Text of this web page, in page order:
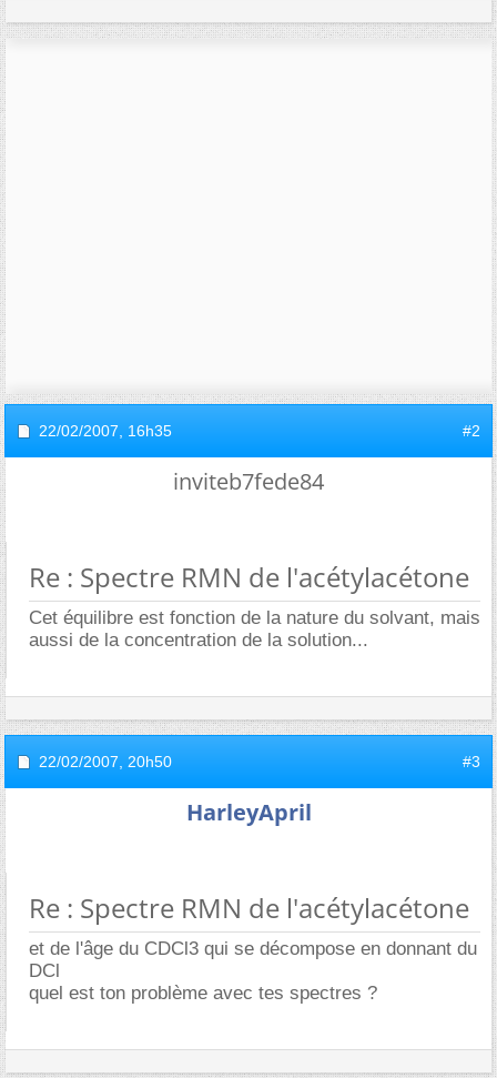
22/02/2007, 16h35 #2
inviteb7fede84
Re : Spectre RMN de l'acétylacétone
Cet équilibre est fonction de la nature du solvant, mais
aussi de la concentration de la solution...
22/02/2007, 20h50 #3
HarleyApril
Re : Spectre RMN de l'acétylacétone
et de l'âge du CDCl3 qui se décompose en donnant du
DCl
quel est ton problème avec tes spectres ?